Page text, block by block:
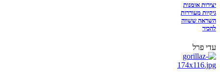
יצירות אומנות
גיקיות מעוררות
השראה ששווה
להכיר
עדי פרל